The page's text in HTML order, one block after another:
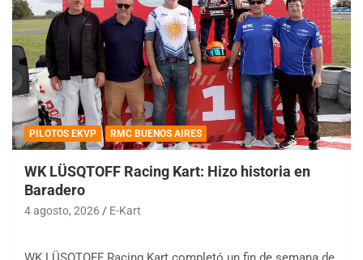
PILOTOS EKVP RMC BUENOS AIRES
WK LÜSQTOFF Racing Kart: Hizo historia en
Baradero
4 agosto, 2026 E-Kart